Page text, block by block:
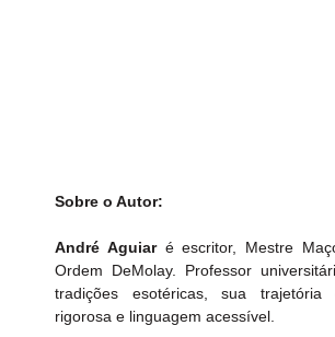
Sobre o Autor:
André Aguiar é escritor, Mestre
Ordem DeMolay. Professor
tradições esotéricas, sua trajetória
rigorosa e linguagem acessível.